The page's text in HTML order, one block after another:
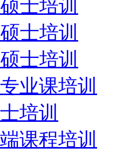
士培训
士培训
士培训
业课培训
培训
课程培训